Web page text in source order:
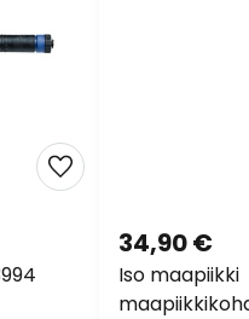
Iso maapiikki
34,90 €